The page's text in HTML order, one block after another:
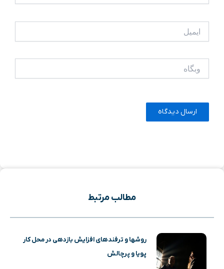
مطالب مرتبط
روشها و ترفندهای افزایش بازدهی در محل کار
پویا و پرچالش